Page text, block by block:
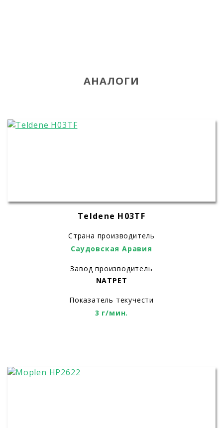
АНАЛОГИ
Teldene H03TF
Страна производитель
Саудовская Аравия
Завод производитель
NATPET
Показатель текучести
3 г/мин.